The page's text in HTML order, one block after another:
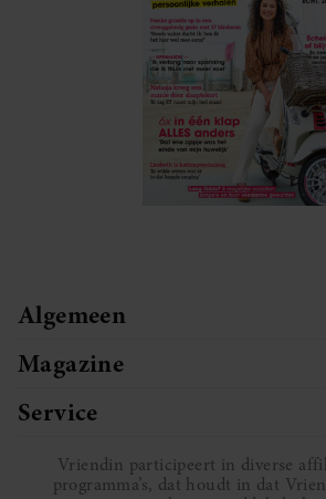
Algemeen
Magazine
Service
Vriendin participeert in diverse
programma’s, dat houdt in dat